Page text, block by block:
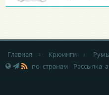
Главная › Крюинги ›
по странам
Рассылка